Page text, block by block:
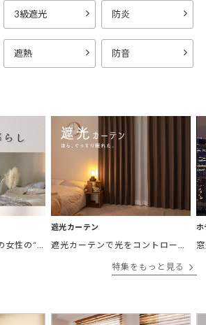
3級遮光 防炎
遮熱 防音
女性の“欲しかったカーテン”がここにある。
遮光カーテン
遮光カーテンで光をコントロールし
特集をもっと見る